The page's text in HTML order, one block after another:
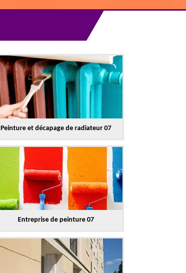
Peinture et décapage de radiateur 07
Entreprise de peinture 07